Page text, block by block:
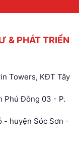
& PHÁT TRIỂN
Towers, KĐT Tây
Phú Đông 03 - P.
- huyện Sóc Sơn -